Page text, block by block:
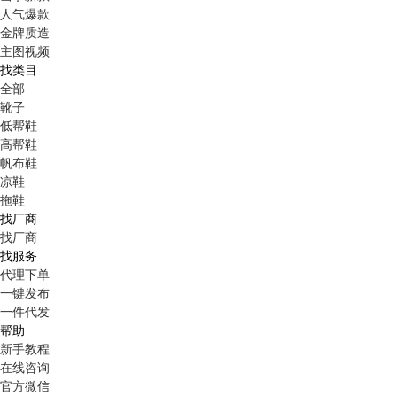
人气爆款
金牌质造
主图视频
找类目
全部
靴子
低帮鞋
高帮鞋
帆布鞋
凉鞋
拖鞋
找厂商
找厂商
找服务
代理下单
一键发布
一件代发
帮助
新手教程
在线咨询
官方微信